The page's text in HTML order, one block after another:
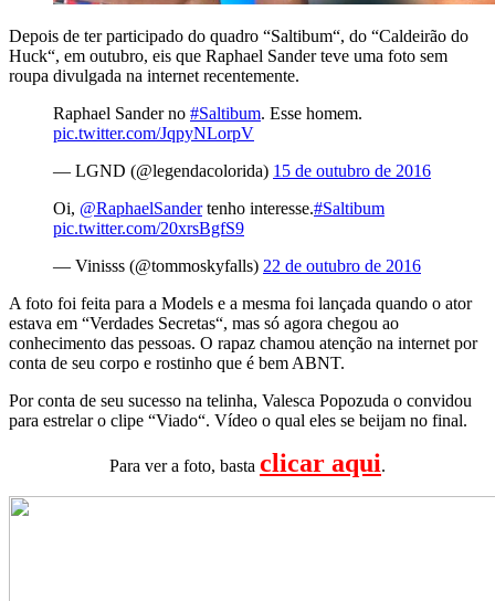
Depois de ter participado do quadro “Saltibum“, do “Caldeirão do
Huck“, em outubro, eis que Raphael Sander teve uma foto sem
roupa divulgada na internet recentemente.
Raphael Sander no #Saltibum. Esse homem.
pic.twitter.com/JqpyNLorpV
— LGND (@legendacolorida) 15 de outubro de 2016
Oi, @RaphaelSandertenho interesse.#Saltibum
pic.twitter.com/20xrsBgfS9
— Vinisss (@tommoskyfalls) 22 de outubro de 2016
A foto foi feita para a Models e a mesma foi lançada quando o ator
estava em “Verdades Secretas“, mas só agora chegou ao
conhecimento das pessoas. O rapaz chamou atenção na internet por
conta de seu corpo e rostinho que é bem ABNT.
Por conta de seu sucesso na telinha, Valesca Popozuda o convidou
para estrelar o clipe “Viado“. Vídeo o qual eles se beijam no final.
Para ver a foto, basta clicar aqui.